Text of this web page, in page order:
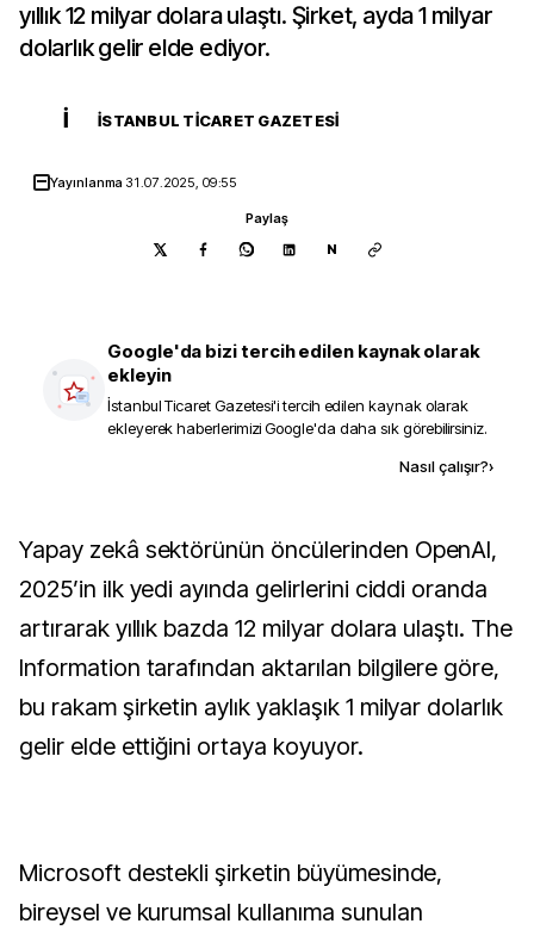
yıllık 12 milyar dolara ulaştı. Şirket, ayda 1 milyar
dolarlık gelir elde ediyor.
İ İSTANBUL TICARET GAZETESI
Yayınlanma 31.07.2025, 09:55
Paylaş
N
Google'da bizi tercih edilen kaynak olarak
ekleyin
İstanbul Ticaret Gazetesi'i tercih edilen kaynak olarak
ekleyerek haberlerimizi Google'da daha sık görebilirsiniz.
Nasıl çalışır?›
Yapay zekâ sektörünün öncülerinden OpenAI,
2025’in ilk yedi ayında gelirlerini ciddi oranda
artırarak yıllık bazda 12 milyar dolara ulaştı. The
Information tarafından aktarılan bilgilere göre,
bu rakam şirketin aylık yaklaşık 1 milyar dolarlık
gelir elde ettiğini ortaya koyuyor.
Microsoft destekli şirketin büyümesinde,
bireysel ve kurumsal kullanıma sunulan